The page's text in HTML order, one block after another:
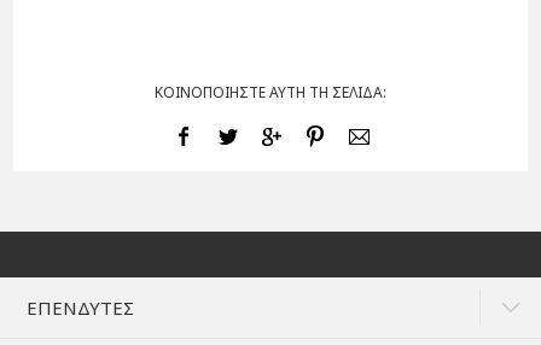
ΚΟΙΝΟΠΟΙΗΣΤΕ ΑΥΤΗ ΤΗ ΣΕΛΙΔΑ:
ΕΠΕΝΔΥΤΕΣ